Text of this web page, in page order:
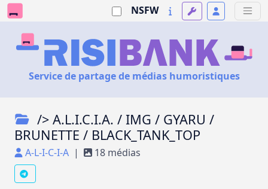
NSFW
Service de partage de médias humoristiques
/> A.L.I.C.I.A. / IMG / GYARU /
BRUNETTE / BLACK_TANK_TOP
A-L-I-C-I-A | 18 médias